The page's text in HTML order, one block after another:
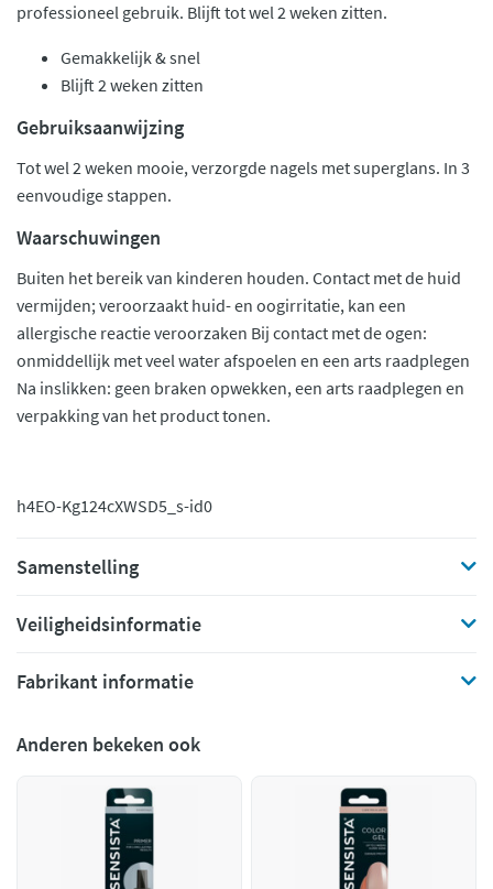
professioneel gebruik. Blijft tot wel 2 weken zitten.
Gemakkelijk & snel
Blijft 2 weken zitten
Gebruiksaanwijzing
Tot wel 2 weken mooie, verzorgde nagels met superglans. In 3
eenvoudige stappen.
Waarschuwingen
Buiten het bereik van kinderen houden. Contact met de huid
vermijden; veroorzaakt huid- en oogirritatie, kan een
allergische reactie veroorzaken Bij contact met de ogen:
onmiddellijk met veel water afspoelen en een arts raadplegen
Na inslikken: geen braken opwekken, een arts raadplegen en
verpakking van het product tonen.
h4EO-Kg124cXWSD5_s-id0
Samenstelling
Veiligheidsinformatie
Fabrikant informatie
Anderen bekeken ook